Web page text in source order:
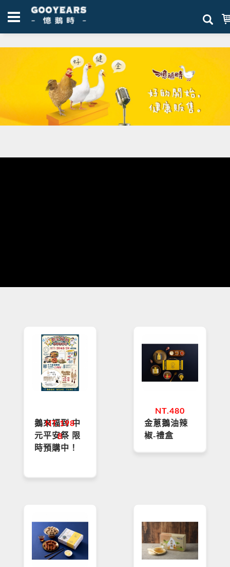
鵝來福到 中
元平安祭 限
時預購中！
NT.198
8
金蔥鵝油辣
椒-禮盒
NT.480